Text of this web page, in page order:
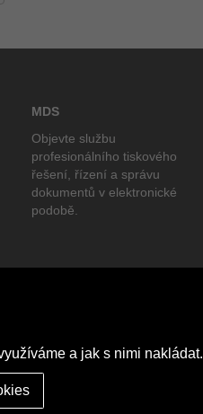
MDS
Objevte službu
profesionálního tiskového
řešení, řízení a správu
dokumentů v elektronické
podobě.
a jak s nimi nakládat.